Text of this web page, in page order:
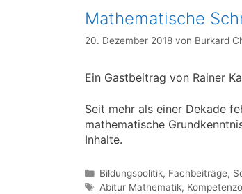
Mathematische
20. Dezember 2018 von Burkard
Ein Gastbeitrag von Rainer
Seit mehr als einer Dekade
mathematische
Inhalte.
Kategorien
Bildungspolitik, Fachbeiträge,
Schlagwörter
Abitur Mathematik,